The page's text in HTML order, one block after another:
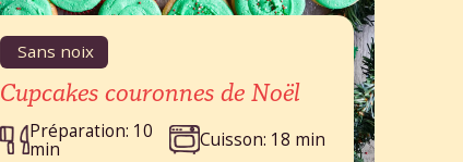
Sans noix
Cupcakes couronnes de Noël
Préparation: 10
min
Cuisson: 18 min